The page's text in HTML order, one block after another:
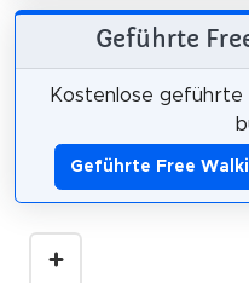
Geführte
Kostenlose geführte
Geführte Free